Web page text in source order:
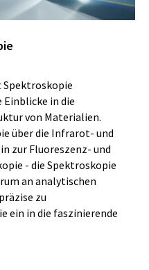
Spektroskopie
in die
von Materialien.
über die Infrarot- und
zur Fluoreszenz- und
- die Spektroskopie
an analytischen
zu
ein in die faszinierende